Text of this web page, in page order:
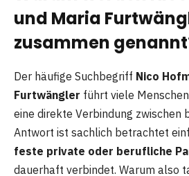
und Maria
zusammen
Der häufige Suchbegriff Nico
Furtwängler führt viele
eine direkte Verbindung zwischen
Antwort ist sachlich betrachtet
feste private oder berufliche
dauerhaft verbindet. Warum also